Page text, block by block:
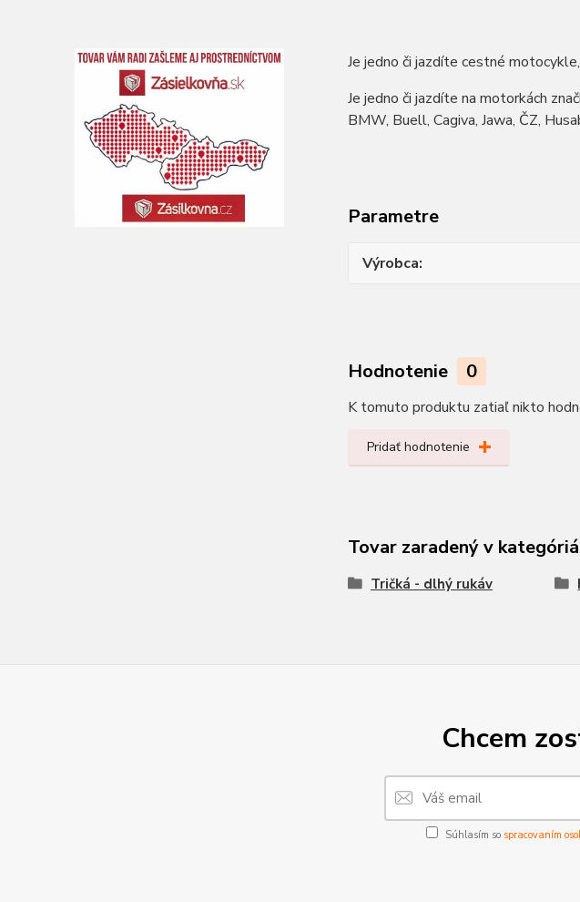
Je jedno či jazdíte cestné
Je jedno či jazdíte na motorkách
BMW, Buell, Cagiva, Jawa, ČZ,
Parametre
Výrobca
Hodnotenie 0
K tomuto produktu zatiaľ nikto
Pridať hodnotenie
Tovar zaradený v
Tričká - dlhý rukáv
Chcem
Súhlasím so spracovaním